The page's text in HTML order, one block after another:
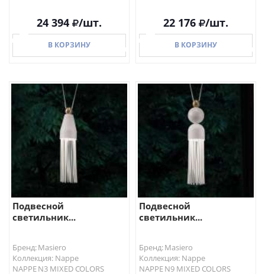
24 394 /шт.
В КОРЗИНУ
В КОРЗИНУ
22 176 /шт.
В КОРЗИНУ
В КОРЗИНУ
Подвесной
светильник...
Бренд: Masiero
Коллекция: Nappe
NAPPE N3 MIXED COLORS
Подвесной
светильник...
Бренд: Masiero
Коллекция: Nappe
NAPPE N9 MIXED COLORS